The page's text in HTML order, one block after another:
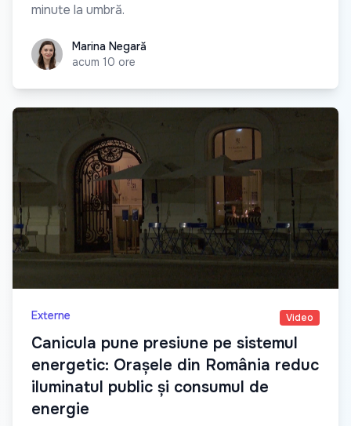
minute la umbră.
Marina Negară
Marina Negară
acum 10 ore
Externe Video
Canicula pune presiune pe sistemul
energetic: Orașele din România reduc
iluminatul public și consumul de
energie